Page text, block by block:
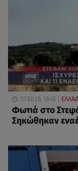
07.08.26, 18:45
Φωτιά στο
Σηκώθηκαν